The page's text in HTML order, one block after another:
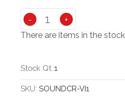
- +
There are items in the stock
Stock Qt.:1
SKU: SOUNDCR-VI1